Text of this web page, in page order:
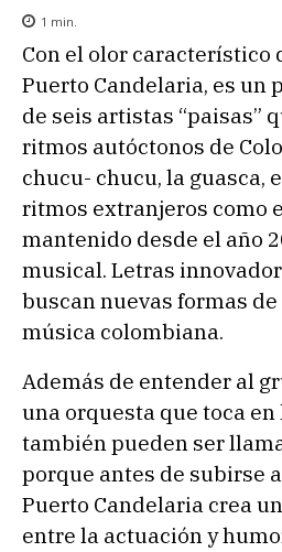
1 min.
Con el olor característico
Puerto Candelaria, es un
de seis artistas “paisas”
ritmos autóctonos de
chucu- chucu, la guasca,
ritmos extranjeros como
mantenido desde el año
musical. Letras
buscan nuevas formas
música colombiana.
Además de entender al
una orquesta que toca
también pueden ser
porque antes de subirse
Puerto Candelaria crea
entre la actuación y